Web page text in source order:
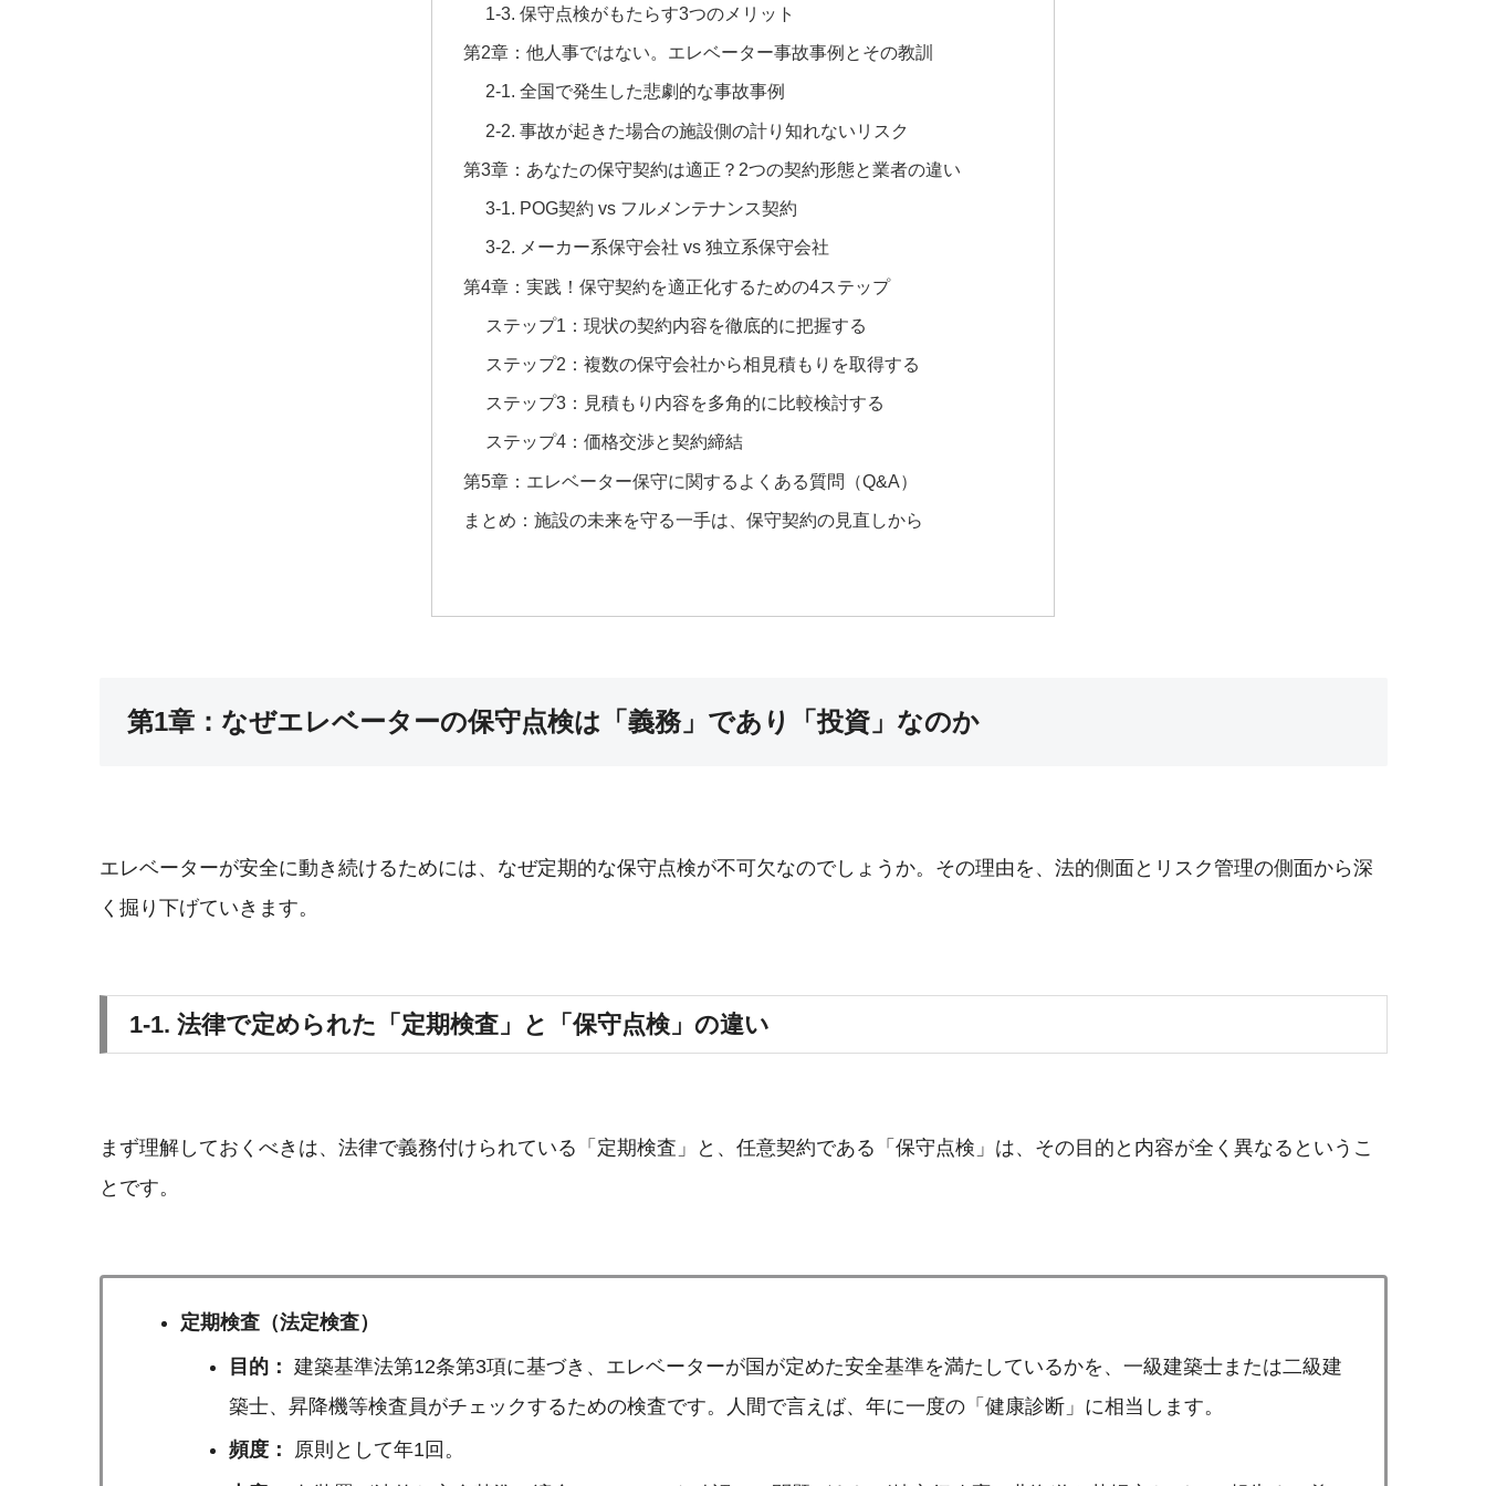
1-3. 保守点検がもたらす3つのメリット
第2章：他人事ではない。エレベーター事故事例とその教訓
2-1. 全国で発生した悲劇的な事故事例
2-2. 事故が起きた場合の施設側の計り知れないリスク
第3章：あなたの保守契約は適正？2つの契約形態と業者の違い
3-1. POG契約 vs フルメンテナンス契約
3-2. メーカー系保守会社 vs 独立系保守会社
第4章：実践！保守契約を適正化するための4ステップ
ステップ1：現状の契約内容を徹底的に把握する
ステップ2：複数の保守会社から相見積もりを取得する
ステップ3：見積もり内容を多角的に比較検討する
ステップ4：価格交渉と契約締結
第5章：エレベーター保守に関するよくある質問（Q&A）
まとめ：施設の未来を守る一手は、保守契約の見直しから
第1章：なぜエレベーターの保守点検は「義務」であり「投資」なのか
エレベーターが安全に動き続けるためには、なぜ定期的な保守点検が不可欠なのでしょうか。その理由を、法的側面とリスク管理の側面から深
く掘り下げていきます。
1-1. 法律で定められた「定期検査」と「保守点検」の違い
まず理解しておくべきは、法律で義務付けられている「定期検査」と、任意契約である「保守点検」は、その目的と内容が全く異なるというこ
とです。
定期検査（法定検査）
目的： 建築基準法第12条第3項に基づき、エレベーターが国が定めた安全基準を満たしているかを、一級建築士または二級建
築士、昇降機等検査員がチェックするための検査です。人間で言えば、年に一度の「健康診断」に相当します。
頻度：
原則として年1回。